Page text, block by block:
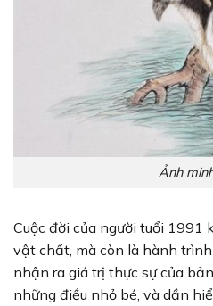
Ảnh
Cuộc đời của người tuổi 1991
vật chất, mà còn là hành
nhận ra giá trị thực sự của
những điều nhỏ bé, và dần